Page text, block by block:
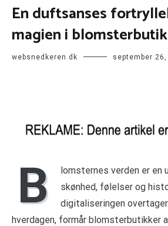
En duftsanses
magien i
websnedkeren.dk september 26,
B
lomsternes verden er en
skønhed, følelser og
digitaliseringen
hverdagen, formår blomsterbutikker